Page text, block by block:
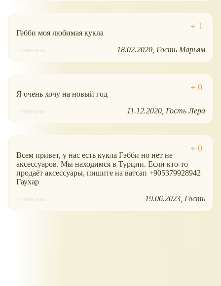
Гебби моя любимая кукла
ответить 18.02.2020 Гость Марьям
Я очень хочу на новый год
ответить 11.12.2020 Гость Лера
Всем привет, у нас есть кукла Гэбби но нет не
аксессуаров. Мы находимся в Турции. Если кто-то
продаёт аксессуары, пишите на ватсап +905379928942
Гаухар
ответить 19.06.2023 Гость